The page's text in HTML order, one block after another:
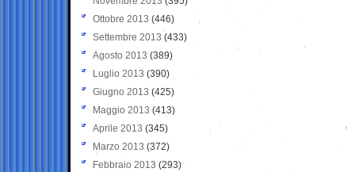
Ottobre 2013 (446)
Settembre 2013 (433)
Agosto 2013 (389)
Luglio 2013 (390)
Giugno 2013 (425)
Maggio 2013 (413)
Aprile 2013 (345)
Marzo 2013 (372)
Febbraio 2013 (293)